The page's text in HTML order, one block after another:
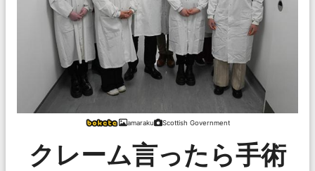
amaraku Scottish Government
クレーム言ったら手術